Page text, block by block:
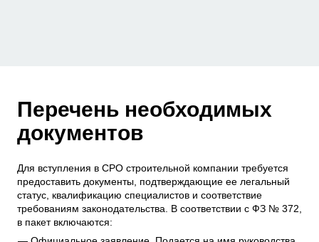
Перечень необходимых
документов
Для вступления в СРО строительной компании требуется
предоставить документы, подтверждающие ее легальный
статус, квалификацию специалистов и соответствие
требованиям законодательства. В соответствии с ФЗ № 372,
в пакет включаются: